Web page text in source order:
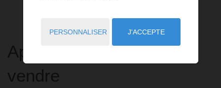
Appartement 4 pièces à
vendre
PERSONNALISER J'ACCEPTE